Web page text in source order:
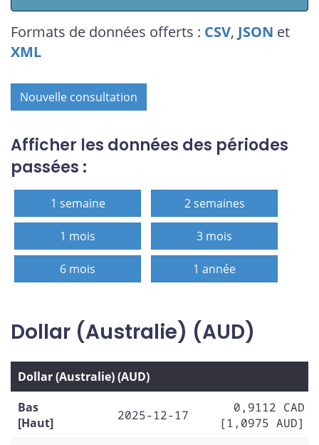
Formats de données offerts : CSV, JSON et
XML
Nouvelle consultation
Afficher les données des périodes
passées :
1 semaine 2 semaines
1 mois 3 mois
6 mois 1 année
Dollar (Australie) (AUD)
Dollar (Australie) (AUD)
Bas
[Haut]
2025-12-17
0,9112 CAD
[1,0975 AUD]